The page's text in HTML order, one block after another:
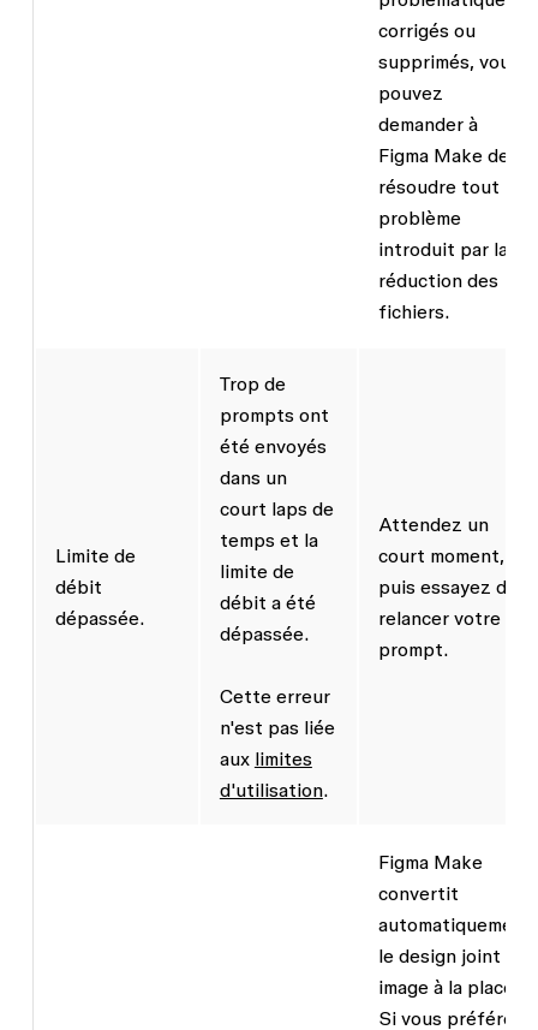
corrigés ou
supprimés, vous
pouvez
demander à
Figma Make de
résoudre tout
problème
introduit par la
réduction des
fichiers.
Limite de
débit
dépassée.
Trop de
prompts ont
été envoyés
dans un
court laps de
temps et la
limite de
débit a été
dépassée.
Cette erreur
n'est pas liée
aux limites
d'utilisation.
Attendez un
court moment,
puis essayez de
relancer votre
prompt.
Figma Make
convertit
automatiquement
le design joint en
image à la place.
Si vous préférez